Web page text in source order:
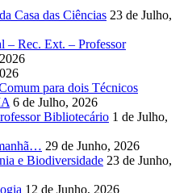
Casa das Ciências 23 de Julho,
– Rec. Ext. – Professor
para dois Técnicos
6 de Julho, 2026
Bibliotecário 1 de Julho,
29 de Junho, 2026
e Biodiversidade 23 de Junho,
12 de Junho, 2026